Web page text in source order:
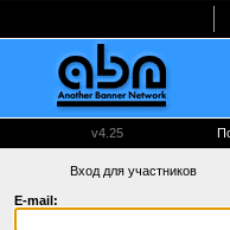
v4.25
Вход для участников
E-mail: